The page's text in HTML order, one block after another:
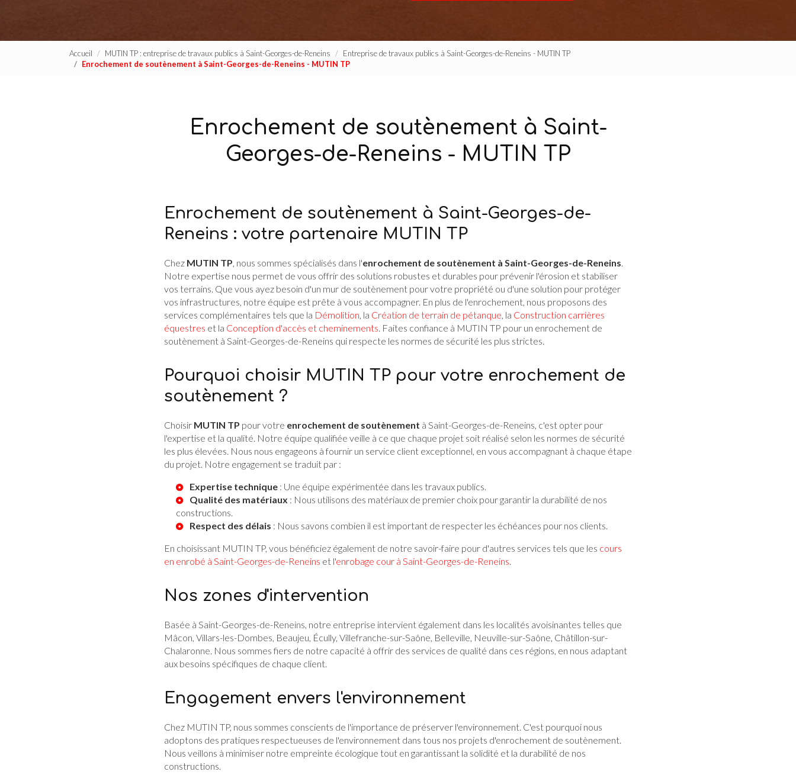
Accueil MUTIN TP : entreprise de travaux publics à Saint-Georges-de-Reneins
Entreprise de travaux publics à Saint-Georges-de-Reneins - MUTIN TP
Enrochement de soutènement à Saint-Georges-de-Reneins - MUTIN TP
Enrochement de soutènement à Saint-
Georges-de-Reneins - MUTIN TP
Enrochement de soutènement à Saint-Georges-de-
Reneins : votre partenaire MUTIN TP
Chez MUTIN TP, nous sommes spécialisés dans l'enrochement de soutènement à Saint-Georges-de-Reneins.
Notre expertise nous permet de vous offrir des solutions robustes et durables pour prévenir l'érosion et stabiliser
vos terrains. Que vous ayez besoin d'un mur de soutènement pour votre propriété ou d'une solution pour protéger
vos infrastructures, notre équipe est prête à vous accompagner. En plus de l'enrochement, nous proposons des
services complémentaires tels que la Démolition, la Création de terrain de pétanque, la Construction carrières
équestres et la Conception d'accès et cheminements. Faites confiance à MUTIN TP pour un enrochement de
soutènement à Saint-Georges-de-Reneins qui respecte les normes de sécurité les plus strictes.
Pourquoi choisir MUTIN TP pour votre enrochement de
soutènement ?
Choisir MUTIN TP pour votre enrochement de soutènement à Saint-Georges-de-Reneins, c'est opter pour
l'expertise et la qualité. Notre équipe qualifiée veille à ce que chaque projet soit réalisé selon les normes de sécurité
les plus élevées. Nous nous engageons à fournir un service client exceptionnel, en vous accompagnant à chaque étape
du projet. Notre engagement se traduit par :
Expertise technique : Une équipe expérimentée dans les travaux publics.
Qualité des matériaux : Nous utilisons des matériaux de premier choix pour garantir la durabilité de nos
constructions.
Respect des délais : Nous savons combien il est important de respecter les échéances pour nos clients.
En choisissant MUTIN TP, vous bénéficiez également de notre savoir-faire pour d'autres services tels que les cours
en enrobé à Saint-Georges-de-Reneins et l'enrobage cour à Saint-Georges-de-Reneins.
Nos zones d'intervention
Basée à Saint-Georges-de-Reneins, notre entreprise intervient également dans les localités avoisinantes telles que
Mâcon, Villars-les-Dombes, Beaujeu, Écully, Villefranche-sur-Saône, Belleville, Neuville-sur-Saône, Châtillon-sur-
Chalaronne. Nous sommes fiers de notre capacité à offrir des services de qualité dans ces régions, en nous adaptant
aux besoins spécifiques de chaque client.
Engagement envers l'environnement
Chez MUTIN TP, nous sommes conscients de l'importance de préserver l'environnement. C'est pourquoi nous
adoptons des pratiques respectueuses de l'environnement dans tous nos projets d'enrochement de soutènement.
Nous veillons à minimiser notre empreinte écologique tout en garantissant la solidité et la durabilité de nos
constructions.